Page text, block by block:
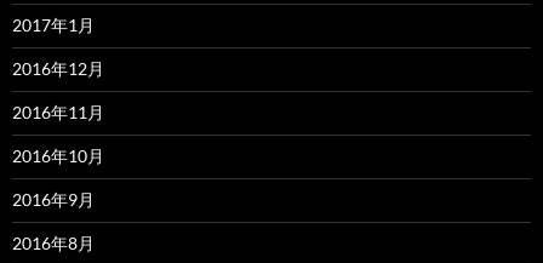
2017年1月
2016年12月
2016年11月
2016年10月
2016年9月
2016年8月